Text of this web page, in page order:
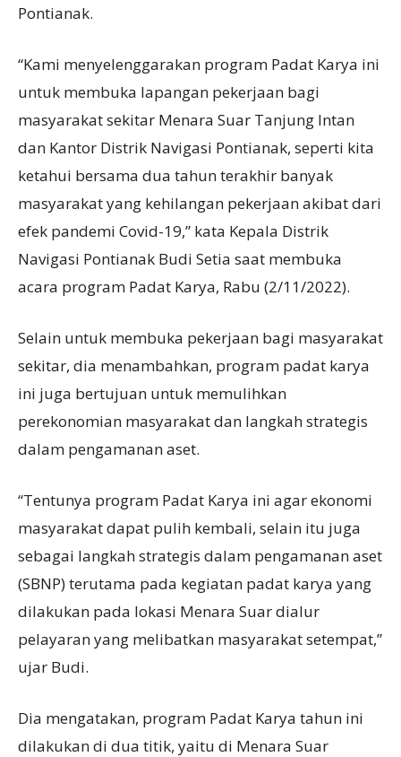
Pontianak.
“Kami menyelenggarakan program Padat Karya ini
untuk membuka lapangan pekerjaan bagi
masyarakat sekitar Menara Suar Tanjung Intan
dan Kantor Distrik Navigasi Pontianak, seperti kita
ketahui bersama dua tahun terakhir banyak
masyarakat yang kehilangan pekerjaan akibat dari
efek pandemi Covid-19,” kata Kepala Distrik
Navigasi Pontianak Budi Setia saat membuka
acara program Padat Karya, Rabu (2/11/2022).
Selain untuk membuka pekerjaan bagi masyarakat
sekitar, dia menambahkan, program padat karya
ini juga bertujuan untuk memulihkan
perekonomian masyarakat dan langkah strategis
dalam pengamanan aset.
“Tentunya program Padat Karya ini agar ekonomi
masyarakat dapat pulih kembali, selain itu juga
sebagai langkah strategis dalam pengamanan aset
(SBNP) terutama pada kegiatan padat karya yang
dilakukan pada lokasi Menara Suar dialur
pelayaran yang melibatkan masyarakat setempat,”
ujar Budi.
Dia mengatakan, program Padat Karya tahun ini
dilakukan di dua titik, yaitu di Menara Suar